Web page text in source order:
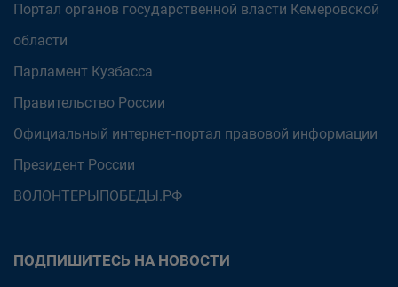
Портал органов государственной власти Кемеровской
области
Парламент Кузбасса
Правительство России
Официальный интернет-портал правовой информации
Президент России
ВОЛОНТЕРЫПОБЕДЫ.РФ
ПОДПИШИТЕСЬ НА НОВОСТИ